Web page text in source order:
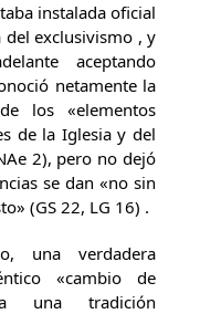
instalada oficial
exclusivismo , y
aceptando
netamente la
los «elementos
de la Iglesia y del
2), pero no dejó
se dan «no sin
(GS 22, LG 16) .
una verdadera
«cambio de
una tradición